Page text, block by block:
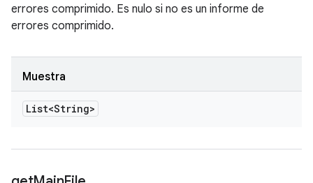
errores comprimido. Es nulo si no es un informe de
errores comprimido.
Muestra
List<String>